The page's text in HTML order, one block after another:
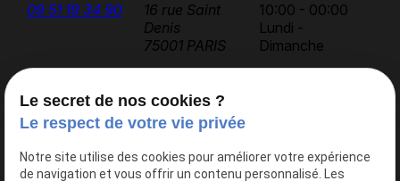
09 51 19 34 90
16 rue Saint
Denis
75001 PARIS
10:00 - 00:00
Lundi -
Dimanche
Accueil
Actualités
Le secret de nos cookies ?
Le respect de votre vie privée
Notre site utilise des cookies pour améliorer votre expérience
de navigation et vous offrir un contenu personnalisé. Les